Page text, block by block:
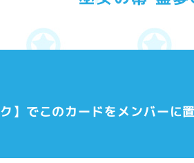
】でこのカードをメンバーに